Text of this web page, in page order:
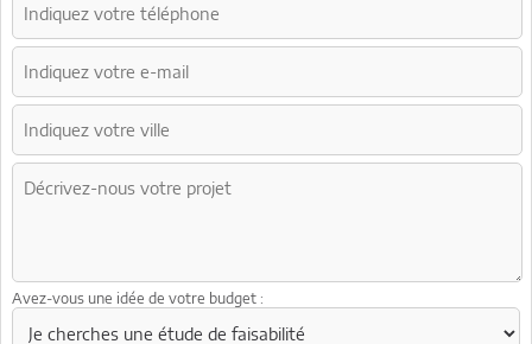
Avez-vous une idée de votre budget :